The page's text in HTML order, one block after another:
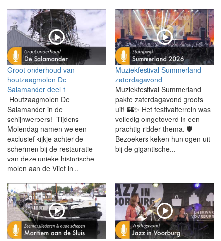
Groot onderhoud van
houtzaagmolen De
Salamander deel 1
Houtzaagmolen De
Salamander in de
schijnwerpers! Tijdens
Molendag namen we een
exclusief kijkje achter de
schermen bij de restauratie
van deze unieke historische
molen aan de Vliet in...
Muziekfestival Summerland
zaterdagavond
Muziekfestival Summerland
pakte zaterdagavond groots
uit! 🏰✨ Het festivalterrein was
volledig omgetoverd in een
prachtig ridder-thema. 🛡️
Bezoekers keken hun ogen uit
bij de gigantische...